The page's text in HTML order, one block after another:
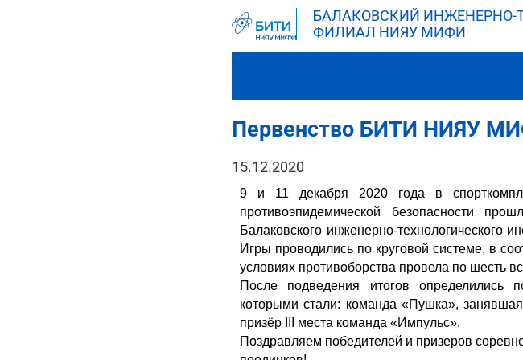
БАЛАКОВСКИЙ ИНЖЕНЕРНО-
ФИЛИАЛ НИЯУ МИФИ
Первенство БИТИ НИЯУ
15.12.2020
9 и 11 декабря 2020 года в
противоэпидемической безопасности
Балаковского инженерно-технологического
Игры проводились по круговой системе, в
условиях противоборства провела по шесть
После подведения итогов определились
которыми стали: команда «Пушка»,
призёр III места команда «Импульс».
Поздравляем победителей и призеров